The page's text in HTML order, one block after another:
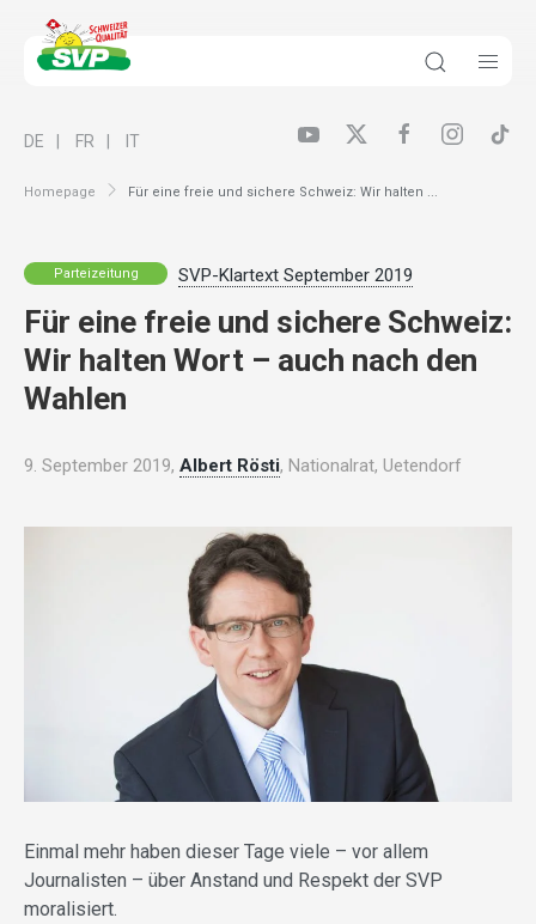
Homepage Für eine freie und sichere Schweiz: Wir halten ...
DE FR IT
Parteizeitung SVP-Klartext September 2019
Für eine freie und sichere Schweiz:
Wir halten Wort – auch nach den
Wahlen
9. September 2019, Albert Rösti, Nationalrat, Uetendorf
Einmal mehr haben dieser Tage viele – vor allem
Journalisten – über Anstand und Respekt der SVP
moralisiert.